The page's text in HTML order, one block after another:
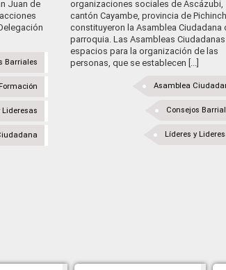
Juan de
Barriales
Lideresas
organizaciones sociales de Ascázubi,
cantón Cayambe, provincia de
constituyeron la Asamblea Ciudadana
parroquia. Las Asambleas
espacios para la organización de las
personas, que se establecen [...]
Asamblea
Consejos
Líderes y